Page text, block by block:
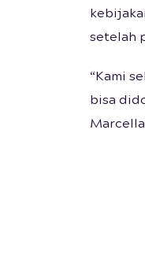
setelah
“Kami
bisa